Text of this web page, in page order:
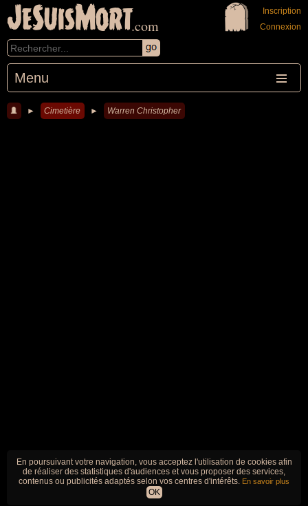
JeSuisMort.com
Menu
Inscription
Connexion
► Cimetière ► Warren Christopher
En poursuivant votre navigation, vous acceptez l'utilisation de cookies afin
de réaliser des statistiques d'audiences et vous proposer des services,
contenus ou publicités adaptés selon vos centres d'intérêts. En savoir plus
OK